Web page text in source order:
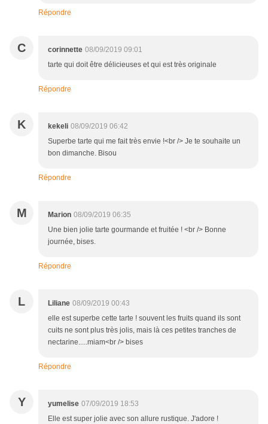
Répondre
C corinnette 08/09/2019 09:01
tarte qui doit être délicieuses et qui est très originale
Répondre
K kekeli 08/09/2019 06:42
Superbe tarte qui me fait très envie !<br /> Je te souhaite un
bon dimanche. Bisou
Répondre
M Marion 08/09/2019 06:35
Une bien jolie tarte gourmande et fruitée ! <br /> Bonne
journée, bises.
Répondre
L Liliane 08/09/2019 00:43
elle est superbe cette tarte ! souvent les fruits quand ils sont
cuits ne sont plus très jolis, mais là ces petites tranches de
nectarine.....miam<br /> bises
Répondre
Y yumelise 07/09/2019 18:53
Elle est super jolie avec son allure rustique. J'adore !